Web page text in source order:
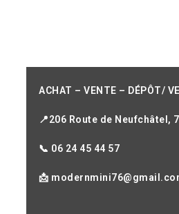
ACHAT – VENTE – DÉPÔT/
📍206 Route de Neufchâtel,
📞 06 24 45 44 57
📩